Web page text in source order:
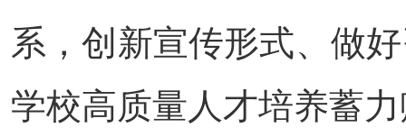
系，创新宣传形式、做
学校高质量人才培养蓄